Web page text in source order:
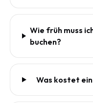
Wie früh muss
buchen?
Was kostet